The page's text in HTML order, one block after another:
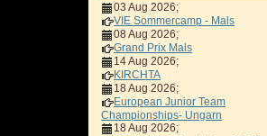
03 Aug 2026;
VIE Sommercamp - Mals
08 Aug 2026;
Grand Prix Mals
14 Aug 2026;
KIRCHTA
18 Aug 2026;
European Junior Team
Championships- Ungarn
18 Aug 2026;